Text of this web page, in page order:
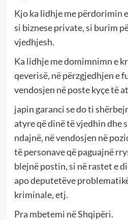
Kjo ka lidhje me përdorimin
si biznese private, si burim
vjedhjesh.
Ka lidhje me domimnimn e
qeverisë, në përzgjedhjen e
vendosjen në poste kyçe të
japin garanci se do ti
atyre që dinë të vjedhin dhe
ndajnë, në vendosjen në
të personave që paguajnë
blejnë postin, si në rastet e
apo deputetëve
kriminale, etj.
Pra mbetemi në Shqipëri.